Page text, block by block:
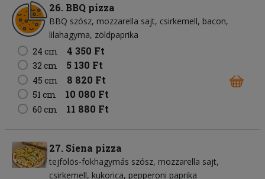
26. BBQ pizza
BBQ szósz mozzarella sajt csirkemell bacon
lilahagyma zöldpaprika
24 cm
4 350 Ft
32 cm 5 130 Ft
45 cm 8 820 Ft
51 cm 10 080 Ft
60 cm 11 880 Ft
27. Siena pizza
tejfölös-fokhagymás szósz mozzarella sajt
csirkemell kukorica pepperoni paprika